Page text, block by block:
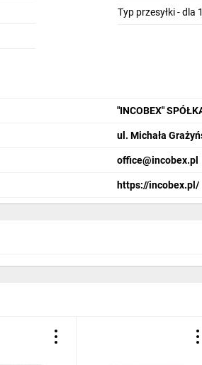
Typ przesyłki - dla
"INCOBEX"
ul. Michała
office@incobex.pl
https://incobex.pl/